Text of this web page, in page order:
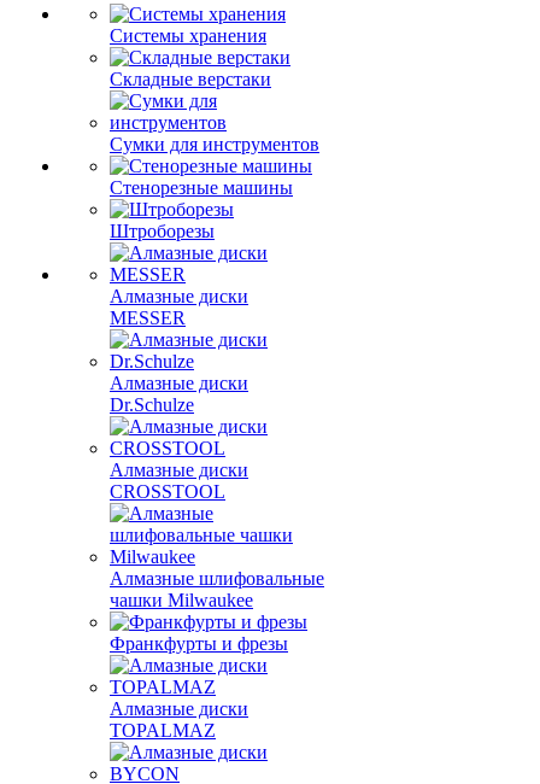
Системы хранения
Складные верстаки
Сумки для инструментов
Стенорезные машины
Штроборезы
Алмазные диски
MESSER
Алмазные диски
Dr.Schulze
Алмазные диски
CROSSTOOL
Алмазные шлифовальные
чашки Milwaukee
Франкфурты и фрезы
Алмазные диски
TOPALMAZ